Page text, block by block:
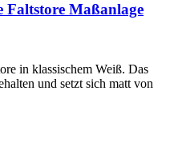
Maßanlage
in klassischem Weiß. Das
und setzt sich matt von